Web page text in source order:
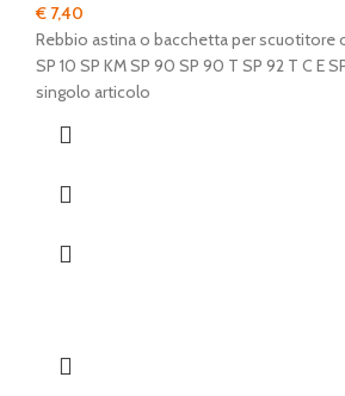
€ 7,40
Rebbio astina o bacchetta per scuotitore
SP 10 SP KM SP 90 SP 90 T SP 92 T C E
singolo articolo